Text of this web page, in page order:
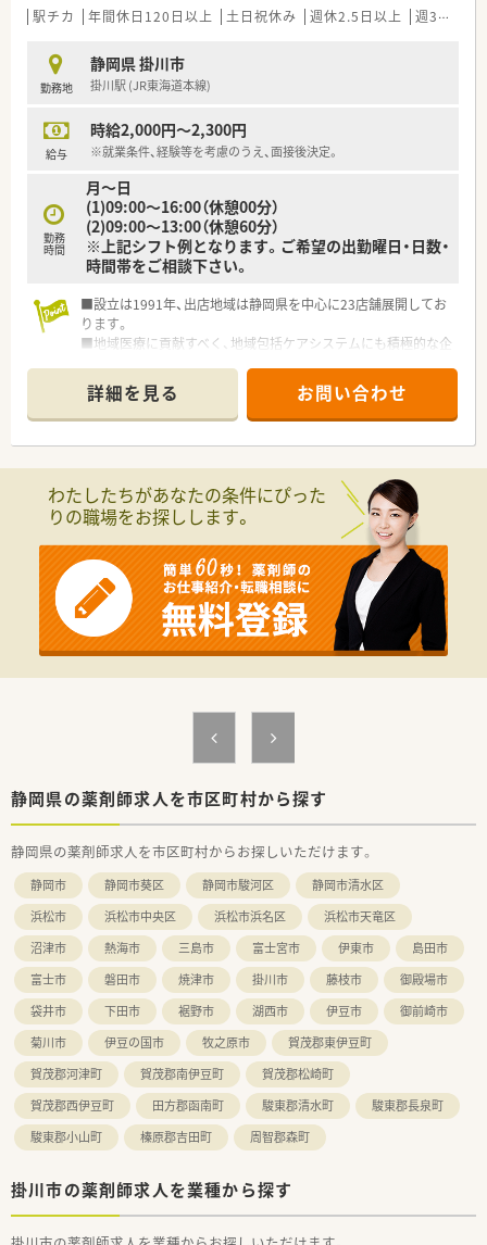
■8時30分～17時30分が定時となりますが、時短での勤務も可
■最寄駅から徒歩15分、お車通勤もＯＫです。
■ブランクある方、病院勤務のご経験がない方もご応募可能で
す。
駅チカ 年間休日120日以上 土日祝休み 週休2.5日以上 週32h以上
勤務地
静岡県 掛川市
掛川駅 (JR東海道本線)
給与
時給2,000円～2,300円
※就業条件、経験等を考慮のうえ、面接後決定。
勤務
時間
月～日
(1)09:00～16:00（休憩00分）
(2)09:00～13:00（休憩60分）
※上記シフト例となります。ご希望の出勤曜日・日数・
時間帯をご相談下さい。
■設立は1991年、出店地域は静岡県を中心に23店舗展開してお
ります。
■地域医療に貢献すべく、地域包括ケアシステムにも積極的な企
■医療モール型、クリニック型、総合病院門前型を有するバラン
スのとれた出店形態です。
詳細を見る お問い合わせ
わたしたちがあなたの条件にぴった
りの職場をお探しします。
静岡県の薬剤師求人を市区町村から探す
静岡県の薬剤師求人を市区町村からお探しいただけます。
静岡市 静岡市葵区 静岡市駿河区
静岡市清水区
浜松市
浜松市中央区 浜松市浜名区
浜松市天竜区
沼津市
熱海市 三島市 富士宮市 伊東市
島田市
富士市
磐田市 焼津市 掛川市 藤枝市
御殿場市
袋井市
下田市 裾野市 湖西市 伊豆市
御前崎市
菊川市
伊豆の国市 牧之原市
賀茂郡東伊豆町
賀茂郡河津町
賀茂郡南伊豆町
賀茂郡松崎町
賀茂郡西伊豆町
田方郡函南町 駿東郡清水町
駿東郡長泉町
駿東郡小山町
榛原郡吉田町 周智郡森町
掛川市の薬剤師求人を業種から探す